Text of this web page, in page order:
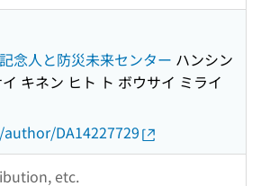
念人と防災未来センター ハンシン
キネン ヒト ト ボウサイ ミライ
DA14227729
etc.